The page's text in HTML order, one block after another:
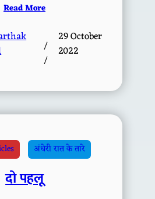
Read More
/
/
29 October
2022
अंधेरी रात के तारे
दो पहलू